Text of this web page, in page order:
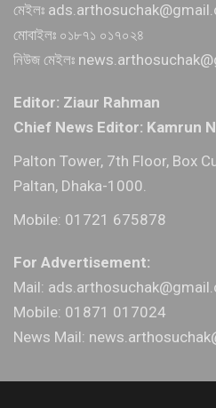
মেইলঃ
মোবাইলঃ ০১৮৭১ ০১৭০২৪
নিউজ মেইলঃ
Editor: Ziaur Rahman
Chief News Editor: Kamrun
Palton Tower, 7th Floor, Box
Paltan, Dhaka-1000.
Mobile: 01721 675878
For Advertisement:
Mail:
Mobile: 01871 017024
News Mail: